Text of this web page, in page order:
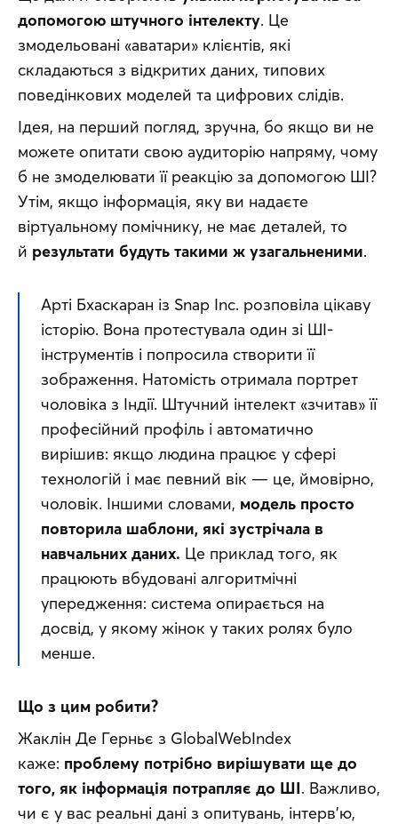
допомогою штучного інтелекту. Це
змодельовані «аватари» клієнтів, які
складаються з відкритих даних, типових
поведінкових моделей та цифрових слідів.
Ідея, на перший погляд, зручна, бо якщо ви не
можете опитати свою аудиторію напряму, чому
б не змоделювати її реакцію за допомогою ШІ?
Утім, якщо інформація, яку ви надаєте
віртуальному помічнику, не має деталей, то
й результати будуть такими ж узагальненими.
Арті Бхаскаран із Snap Inc. розповіла цікаву
історію. Вона протестувала один зі ШІ-
інструментів і попросила створити її
зображення. Натомість отримала портрет
чоловіка з Індії. Штучний інтелект «зчитав» її
професійний профіль і автоматично
вирішив: якщо людина працює у сфері
технологій і має певний вік — це, ймовірно,
чоловік. Іншими словами, модель просто
повторила шаблони, які зустрічала в
навчальних даних. Це приклад того, як
працюють вбудовані алгоритмічні
упередження: система опирається на
досвід, у якому жінок у таких ролях було
менше.
Що з цим робити?
Жаклін Де Герньє з GlobalWebIndex
каже: проблему потрібно вирішувати ще до
того, як інформація потрапляє до ШІ. Важливо,
чи є у вас реальні дані з опитувань, інтерв’ю,